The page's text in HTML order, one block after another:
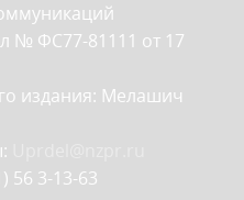
№ ФС77-81111 от 17
издания: Мелашич
56 3-13-63